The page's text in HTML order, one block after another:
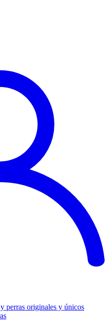
perras originales y únicos